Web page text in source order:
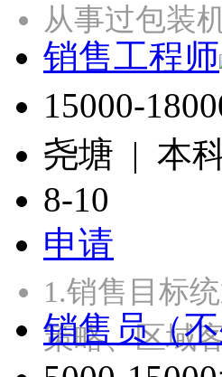
从事过包装
销售工程师
15000-
尧塘 | 本
8-10
申请
1.销售目标
策略、区域
销售员（